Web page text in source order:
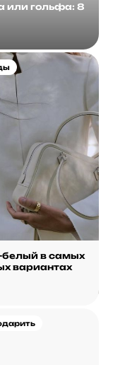
или гольфа: 8
белый в самых
вариантах